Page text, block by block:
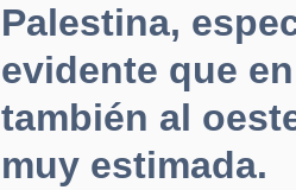
Palestina,
evidente que
también al
muy estimada.